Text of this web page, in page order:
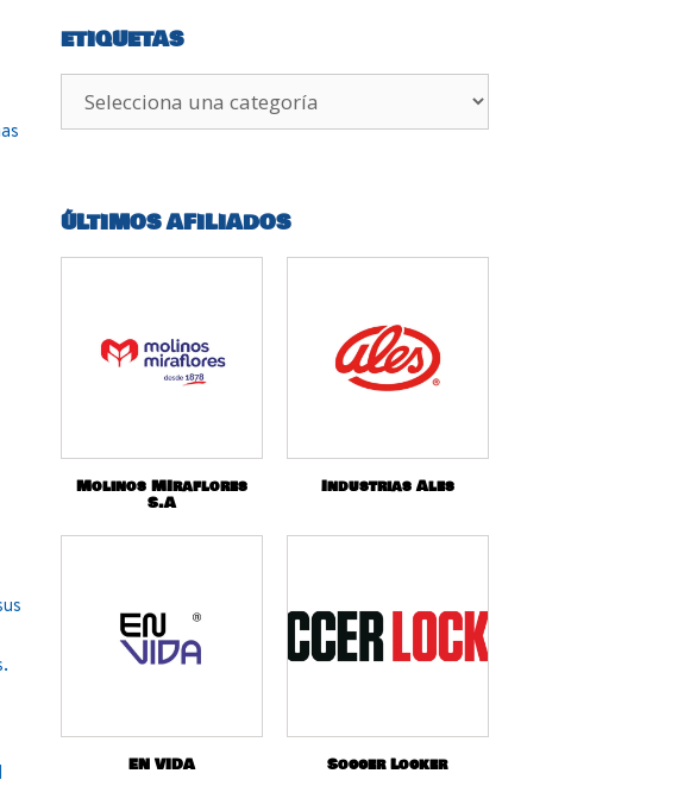
ETIQUETAS
ÚLTIMOS AFILIADOS
Molinos MIraflores
S.A
Industrias Ales
EN VIDA Soccer Locker